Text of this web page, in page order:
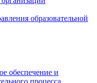
образовательной
обеспечение и